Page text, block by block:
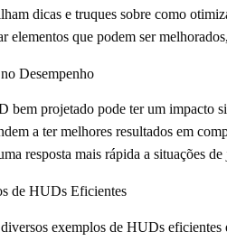
dicas e truques sobre como
elementos que podem ser
Desempenho
bem projetado pode ter um impacto
a ter melhores resultados em
resposta mais rápida a situações
de HUDs Eficientes
exemplos de HUDs